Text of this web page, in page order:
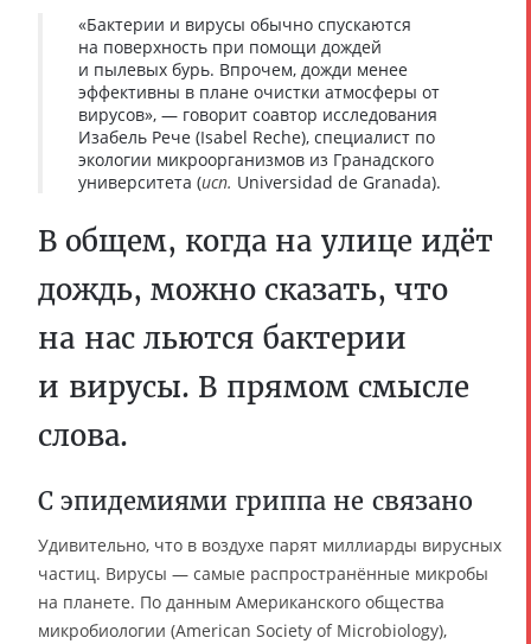
«Бактерии и вирусы обычно спускаются
на поверхность при помощи дождей
и пылевых бурь. Впрочем, дожди менее
эффективны в плане очистки атмосферы от
вирусов», — говорит соавтор исследования
Изабель Рече (Isabel Reche), специалист по
экологии микроорганизмов из Гранадского
университета (исп. Universidad de Granada).
В общем, когда на улице идёт
дождь, можно сказать, что
на нас льются бактерии
и вирусы. В прямом смысле
слова.
С эпидемиями гриппа не связано
Удивительно, что в воздухе парят миллиарды вирусных
частиц. Вирусы — самые распространённые микробы
на планете. По данным Американского общества
микробиологии (American Society of Microbiology),